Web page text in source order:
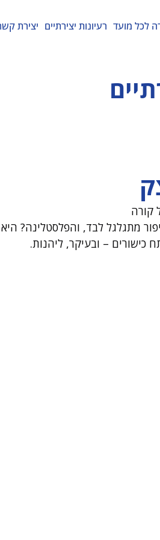
לכל מועד רעיונות יצירתיים יצירת
קורה
מתגלגל לבד, והפלסטלינה?
כישורים – ובעיקר, ליהנות.